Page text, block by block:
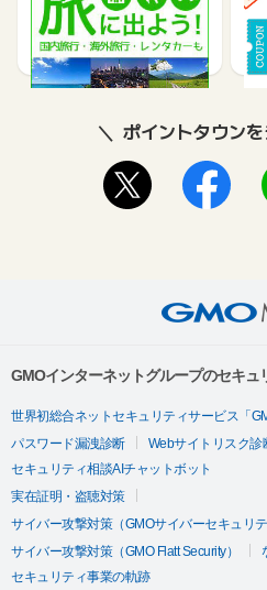
1%
ポイントタウン
GMOインターネットグループのセキュ
世界初総合ネットセキュリティサービス「
パスワード漏洩診断
Webサイトリスク診
セキュリティ相談AIチャットボット
実在証明・盗聴対策
サイバー攻撃対策（GMOサイバーセキュリテ
サイバー攻撃対策（GMO Flatt Security）
セキュリティ事業の軌跡